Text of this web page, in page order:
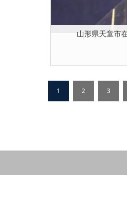
山形県天童市
1 2 3